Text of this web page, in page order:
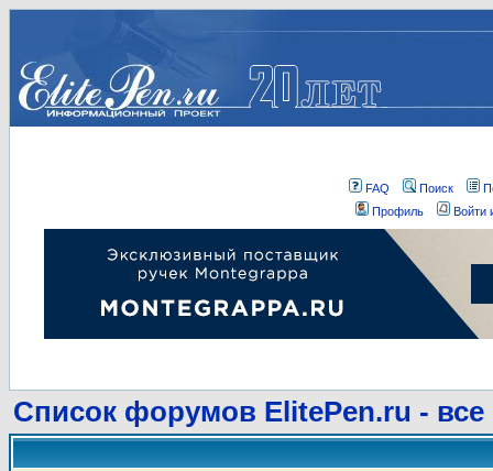
FAQ Поиск
Профиль
Войти
Список форумов ElitePen.ru - все